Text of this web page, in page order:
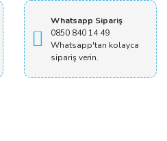
Whatsapp Sipariş
0850 840 14 49
Whatsapp'tan kolayca
sipariş verin.